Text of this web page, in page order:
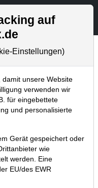
Aktien- und Artikelsuche
Schon bald
auf
Einstellungen)
unsere Website
verwenden wir
für eingebettete
und personalisierte
Gerät gespeichert oder
wie
werden. Eine
EU/des EWR